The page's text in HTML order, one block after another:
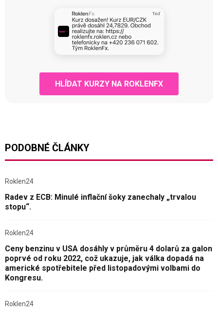
HLÍDAT KURZY NA ROKLENFX
PODOBNÉ ČLÁNKY
Roklen24
Radev z ECB: Minulé inflační šoky zanechaly „trvalou
stopu“.
Roklen24
Ceny benzinu v USA dosáhly v průměru 4 dolarů za galon
poprvé od roku 2022, což ukazuje, jak válka dopadá na
americké spotřebitele před listopadovými volbami do
Kongresu.
Roklen24